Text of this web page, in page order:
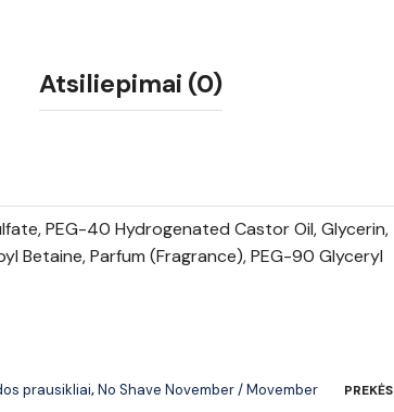
Atsiliepimai (0)
PEG-40 Hydrogenated Castor Oil, Glycerin,
Betaine, Parfum (Fragrance), PEG-90 Glyceryl
prausikliai,No Shave November / Movember
PREKĖS